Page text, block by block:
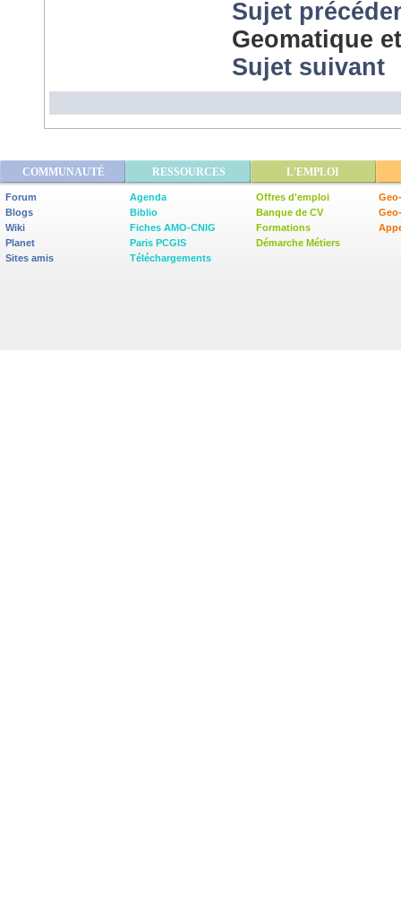
Sujet
Geomatique
Sujet suivant
COMMUNAUTÉ RESSOURCES L'EMPLOI
Forum
Blogs
Wiki
Planet
Sites amis
Agenda
Biblio
Fiches AMO-CNIG
Paris PCGIS
Téléchargements
Offres d'emploi
Banque de CV
Formations
Démarche Métiers